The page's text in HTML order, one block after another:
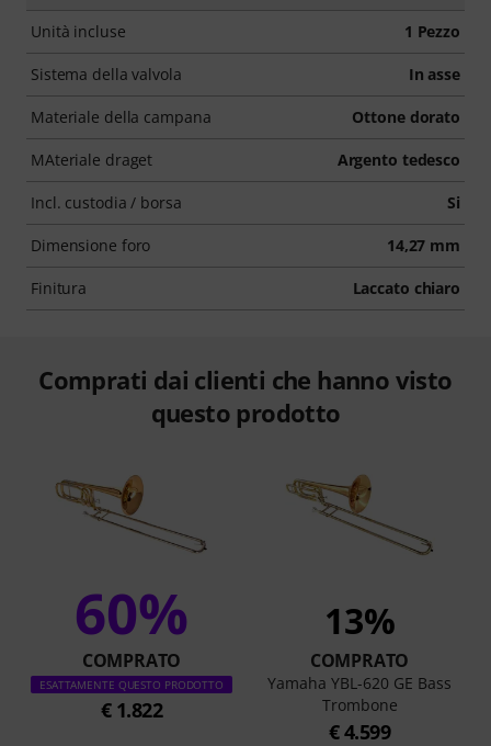
Unità incluse 1 Pezzo
Sistema della valvola In asse
Materiale della campana Ottone dorato
MAteriale draget Argento tedesco
Incl. custodia / borsa Si
Dimensione foro 14,27 mm
Finitura Laccato chiaro
Comprati dai clienti che hanno visto
questo prodotto
60%
COMPRATO
ESATTAMENTE QUESTO PRODOTTO
€ 1.822
13%
COMPRATO
Yamaha YBL-620 GE Bass
Trombone
€ 4.599